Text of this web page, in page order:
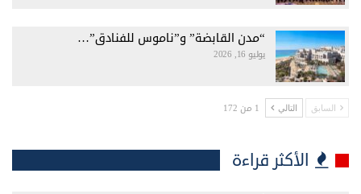
“مدن القابضة” و”ناموس للفنادق”…
يوليو 16, 2026
السابق التالي 1 من 172
الأكثر قراءة